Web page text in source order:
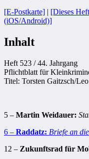
[E-Postkarte] | [Dieses
(iOS/Android)]
Inhalt
Heft 523 / 44. Jahrgang
Pflichtblatt für
Titel: Torsten Gaitzsch/
5 – Martin Weidauer:
6 – Raddatz: Briefe an
12 – Zukunftsrad für